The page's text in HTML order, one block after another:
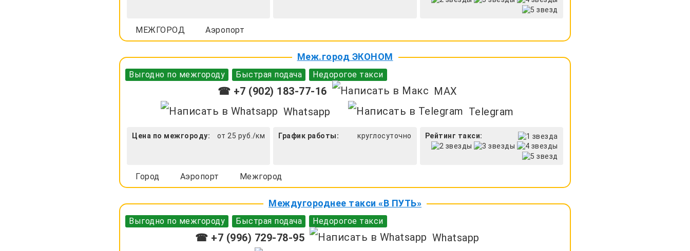
МЕЖГОРОД Аэропорт
Меж.город ЭКОНОМ
Выгодно по межгороду Быстрая подача Недорогое такси
☎ +7 (902) 183-77-16
MAX
Whatsapp
Telegram
Цена по межгороду: от 25 руб./км График работы: круглосуточно Рейтинг такси:
Город Аэропорт Межгород
Междугороднее такси «В ПУТЬ»
Выгодно по межгороду Быстрая подача Недорогое такси
☎ +7 (996) 729-78-95
Whatsapp